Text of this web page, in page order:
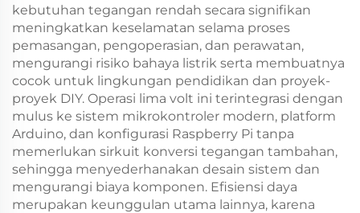
kebutuhan tegangan rendah secara signifikan
meningkatkan keselamatan selama proses
pemasangan, pengoperasian, dan perawatan,
mengurangi risiko bahaya listrik serta membuatnya
cocok untuk lingkungan pendidikan dan proyek-
proyek DIY. Operasi lima volt ini terintegrasi dengan
mulus ke sistem mikrokontroler modern, platform
Arduino, dan konfigurasi Raspberry Pi tanpa
memerlukan sirkuit konversi tegangan tambahan,
sehingga menyederhanakan desain sistem dan
mengurangi biaya komponen. Efisiensi daya
merupakan keunggulan utama lainnya, karena